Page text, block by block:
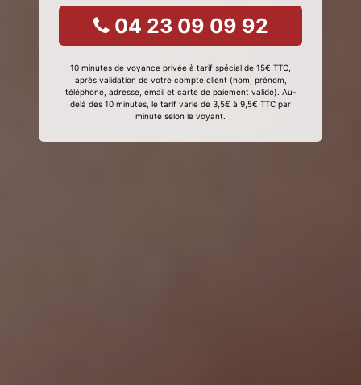
04 23 09 09 92
10 minutes de voyance privée à tarif spécial de 15€ TTC,
après validation de votre compte client (nom, prénom,
téléphone, adresse, email et carte de paiement valide). Au-
delà des 10 minutes, le tarif varie de 3,5€ à 9,5€ TTC par
minute selon le voyant.